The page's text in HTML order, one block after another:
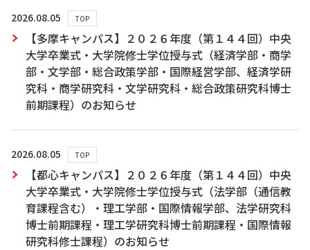
2026.08.05 TOP
【多摩キャンパス】２０２６年度（第１４４回）中央
大学卒業式・大学院修士学位授与式（経済学部・商学
部・文学部・総合政策学部・国際経営学部、経済学研
究科・商学研究科・文学研究科・総合政策研究科博士
前期課程）のお知らせ
2026.08.05 TOP
【都心キャンパス】２０２６年度（第１４４回）中央
大学卒業式・大学院修士学位授与式（法学部（通信教
育課程含む）・理工学部・国際情報学部、法学研究科
博士前期課程・理工学研究科博士前期課程・国際情報
研究科修士課程）のお知らせ